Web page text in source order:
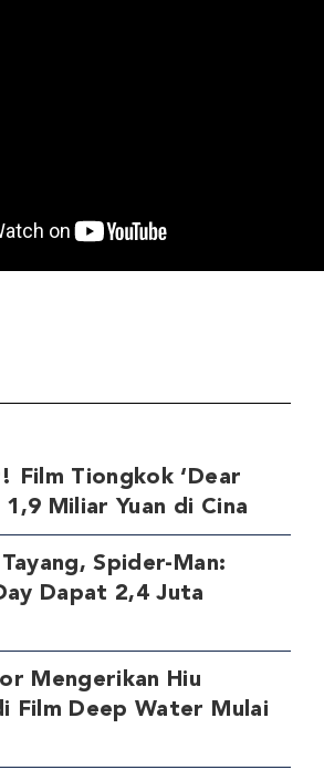
Film Tiongkok ‘Dear
1,9 Miliar Yuan di Cina
Spider-Man:
Dapat 2,4 Juta
Mengerikan Hiu
Film Deep Water Mulai